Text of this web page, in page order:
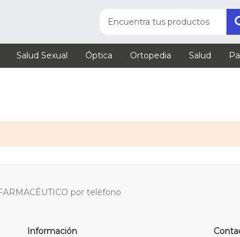
Salud Sexual Óptica Ortopedia Salud
por teléfono
Información